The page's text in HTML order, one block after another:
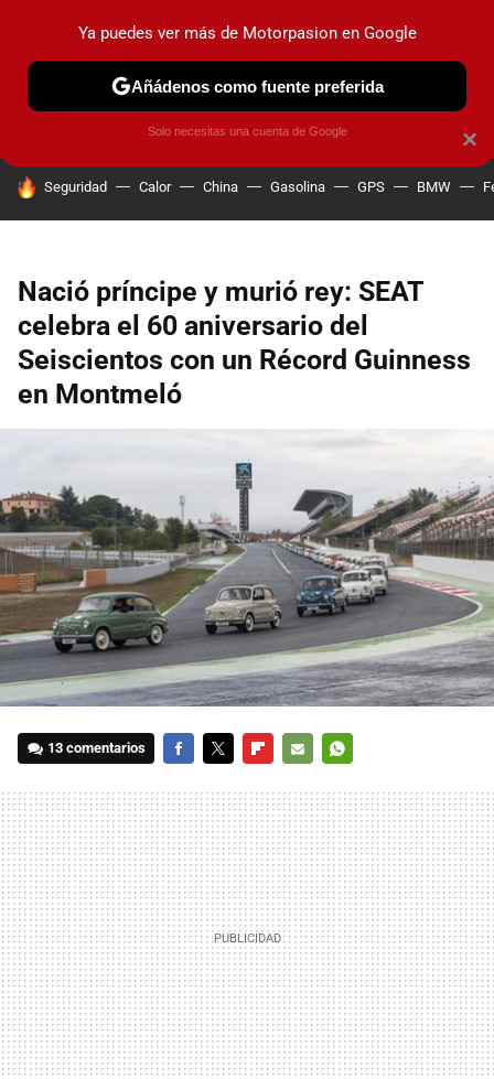
PRUEBAS COCHES ELÉCTRICOS OBSERVATORIO
HOY SE HABLA DE
Seguridad Calor China Gasolina GPS BMW
Nació príncipe y murió rey: SEAT
celebra el 60 aniversario del
Seiscientos con un Récord Guinness
en Montmeló
13 comentarios
MAIL
×
Ya puedes ver más de Motorpasion en Google
Añádenos como fuente preferida
Solo necesitas una cuenta de Google